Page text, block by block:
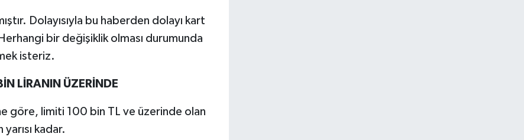
Dolayısıyla bu haberden dolayı kart
bir değişiklik olması durumunda
isteriz.
LİRANIN ÜZERİNDE
göre, limiti 100 bin TL ve üzerinde olan
kadar.